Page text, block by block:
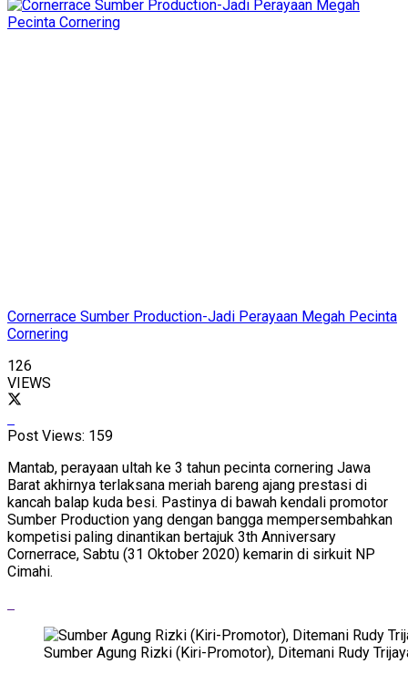
Cornerrace Sumber Production-Jadi Perayaan Megah Pecinta
Cornering
126
VIEWS
Post Views: 159
Mantab, perayaan ultah ke 3 tahun pecinta cornering Jawa
Barat akhirnya terlaksana meriah bareng ajang prestasi di
kancah balap kuda besi. Pastinya di bawah kendali promotor
Sumber Production yang dengan bangga mempersembahkan
kompetisi paling dinantikan bertajuk 3th Anniversary
Cornerrace, Sabtu (31 Oktober 2020) kemarin di sirkuit NP
Cimahi.
Sumber Agung Rizki (Kiri-Promotor), Ditemani Rudy